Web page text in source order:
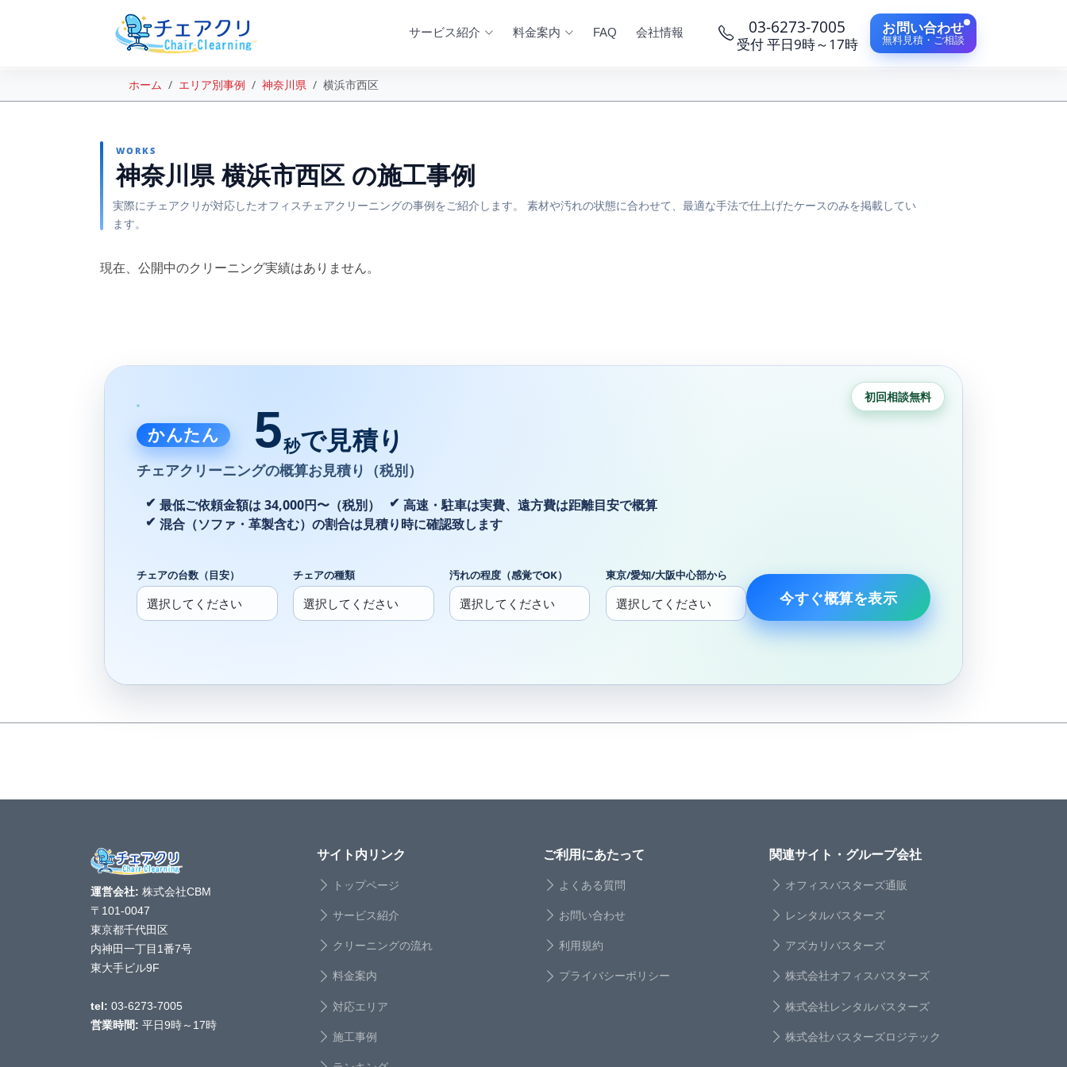
サービス紹介 料金案内 FAQ 会社情報 03-6273-7005
受付 平日9時～17時
お問い合わせ
無料見積・ご相談
ホーム エリア別事例 神奈川県 横浜市西区
WORKS
神奈川県 横浜市西区 の施工事例
実際にチェアクリが対応したオフィスチェアクリーニングの事例をご紹介します。 素材や汚れの状態に合わせて、最適な手法で仕上げたケースのみを掲載してい
ます。
現在、公開中のクリーニング実績はありません。
初回相談無料
かんたん 5秒で見積り
チェアクリーニングの概算お見積り（税別）
最低ご依頼金額は 34,000円〜（税別）
高速・駐車は実費、遠方費は距離目安で概算
混合（ソファ・革製含む）の割合は見積り時に確認致します
チェアの台数（目安） チェアの種類 汚れの程度（感覚でOK） 東京/愛知/大阪中心部から
今すぐ概算を表示
運営会社: 株式会社CBM
〒101-0047
東京都千代田区
内神田一丁目1番7号
東大手ビル9F
tel: 03-6273-7005
営業時間: 平日9時～17時
サイト内リンク
トップページ
サービス紹介
クリーニングの流れ
料金案内
対応エリア
施工事例
ご利用にあたって
よくある質問
お問い合わせ
利用規約
プライバシーポリシー
関連サイト・グループ会社
オフィスバスターズ通販
レンタルバスターズ
アズカリバスターズ
株式会社オフィスバスターズ
株式会社レンタルバスターズ
株式会社バスターズロジテック